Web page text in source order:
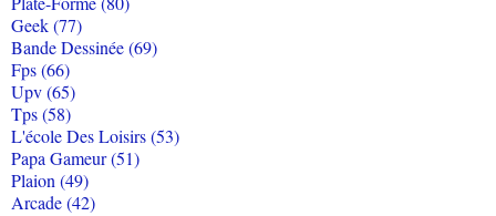
Geek (77)
Bande Dessinée (69)
Fps (66)
Upv (65)
Tps (58)
L'école Des Loisirs (53)
Papa Gameur (51)
Plaion (49)
Arcade (42)